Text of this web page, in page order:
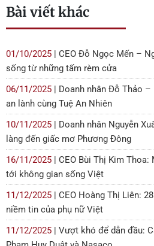
Bài viết khác
01/10/2025 | CEO Đỗ Ngọc Mến –
sống từ những tấm rèm cửa
06/11/2025 | Doanh nhân Đỗ Thảo
an lành cùng Tuệ An Nhiên
10/11/2025 | Doanh nhân Nguyễn
làng đến giấc mơ Phương Đông
16/11/2025 | CEO Bùi Thị Kim
tới không gian sống Việt
11/12/2025 | CEO Hoàng Thị Liên:
niềm tin của phụ nữ Việt
11/12/2025 | Vượt khó để dẫn đầu: